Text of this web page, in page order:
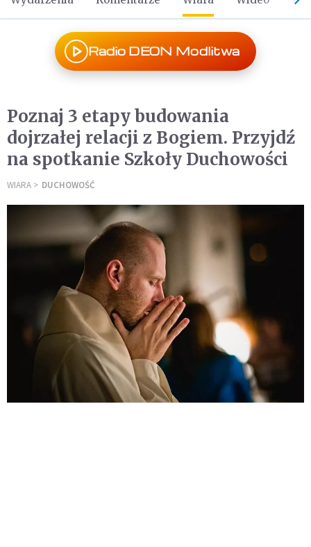
Radio DEON Modlitwa
Poznaj 3 etapy budowania
dojrzałej relacji z Bogiem. Przyjdź
na spotkanie Szkoły Duchowości
WIARA DUCHOWOŚĆ